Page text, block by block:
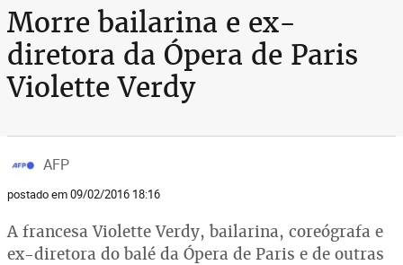
Morre bailarina e ex-
diretora da Ópera de Paris
Violette Verdy
AFP
postado em 09/02/2016 18:16
A francesa Violette Verdy, bailarina, coreógrafa e
ex-diretora do balé da Ópera de Paris e de outras